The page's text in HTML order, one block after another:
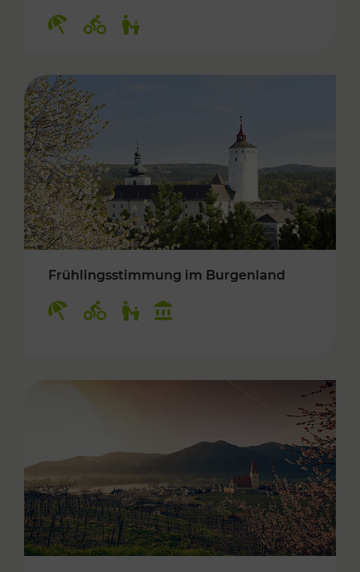
Frühlingsstimmung im Burgenland